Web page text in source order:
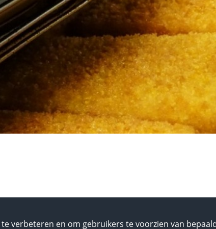
verbeteren en om gebruikers te voorzien van